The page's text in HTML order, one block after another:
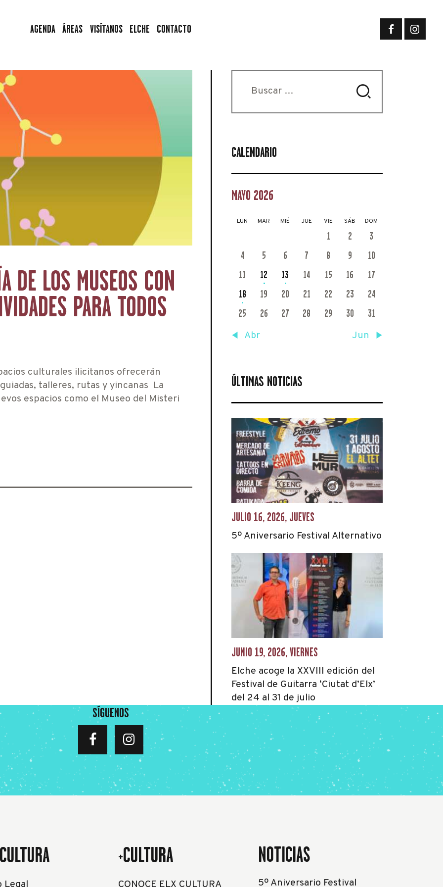
AGENDA ÁREAS VISÍTANOS ELCHE CONTACTO
ÁREAS
ELCHE
CONTACTO
DE LOS MUSEOS CON
PARA TODOS
culturales ilicitanos ofrecerán
talleres, rutas y yincanas La
espacios como el Museo del Misteri
CALENDARIO
MAYO 2026
LUN MAR MIÉ JUE VIE SÁB DOM
1 2
3
4
5 6 7 8 9
10
11
12 13 14 15 16
17
18
19 20 21 22 23
24
25
26 27 28 29 30 31
« Abr Jun »
ÚLTIMAS NOTICIAS
JULIO 16, 2026, JUEVES
5º Aniversario Festival Alternativo
JUNIO 19, 2026, VIERNES
Elche acoge la XXVIII edición del
Festival de Guitarra ‘Ciutat d’Elx’
del 24 al 31 de julio
SÍGUENOS
+CULTURA NOTICIAS
5º Aniversario Festival